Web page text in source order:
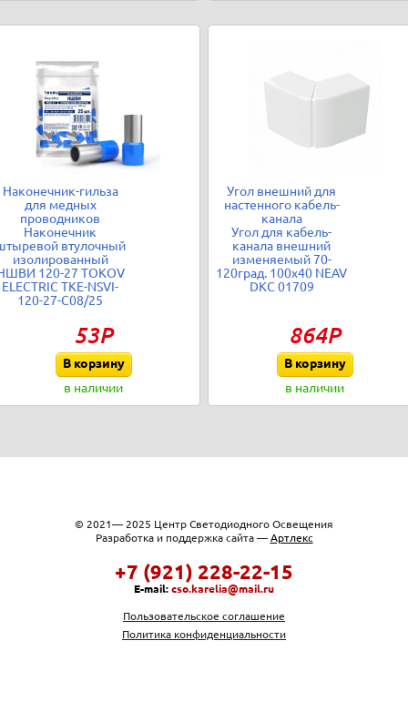
Наконечник-гильза
для медных
проводников
Наконечник
втулочный
изолированный
120-27 TOKOV
ELECTRIC TKE-NSVI-
120-27-C08/25
53Р
В корзину
в наличии
Угол внешний для
настенного кабель-
канала
Угол для кабель-
канала внешний
изменяемый 70-
120град. 100х40 NEAV
DKC 01709
864Р
В корзину
в наличии
© 2021— 2025 Центр Светодиодного Освещения
Разработка и поддержка сайта — Артлекс
+7 (921) 228-22-15
E-mail: cso.karelia@mail.ru
Пользовательское соглашение
Политика конфиденциальности